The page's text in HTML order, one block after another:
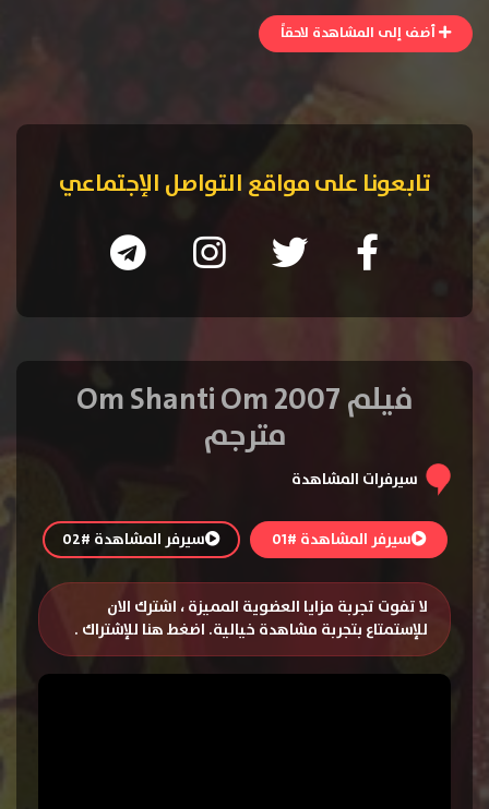
أضف إلى المشاهدة لاحقاً
تابعونا على مواقع التواصل الإجتماعي
فيلم Om Shanti Om 2007
مترجم
سيرفرات المشاهدة
سيرفر المشاهدة #01 سيرفر المشاهدة #02
لا تفوت تجربة مزايا العضوية المميزة ، اشترك الان
للإستمتاع بتجربة مشاهدة خيالية. اضغط هنا للإشتراك .